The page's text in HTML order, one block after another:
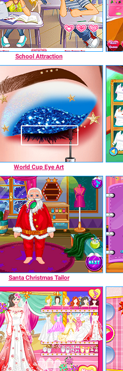
School Attraction
World Cup Eye Art
Santa Christmas Tailor